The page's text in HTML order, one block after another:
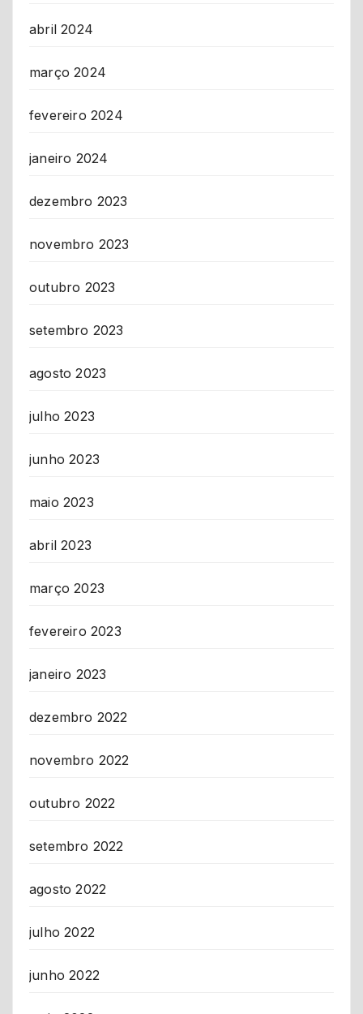
abril 2024
março 2024
fevereiro 2024
janeiro 2024
dezembro 2023
novembro 2023
outubro 2023
setembro 2023
agosto 2023
julho 2023
junho 2023
maio 2023
abril 2023
março 2023
fevereiro 2023
janeiro 2023
dezembro 2022
novembro 2022
outubro 2022
setembro 2022
agosto 2022
julho 2022
junho 2022